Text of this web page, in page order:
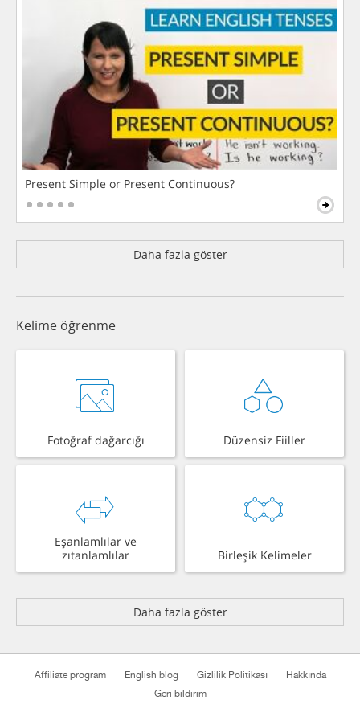
Present Simple or Present Continuous?
Daha fazla göster
Kelime öğrenme
Fotoğraf dağarcığı Düzensiz Fiiller
Eşanlamlılar ve
zıtanlamlılar
Birleşik Kelimeler
Daha fazla göster
Affiliate program English blog Gizlilik Politikası
Hakkında
Geri bildirim